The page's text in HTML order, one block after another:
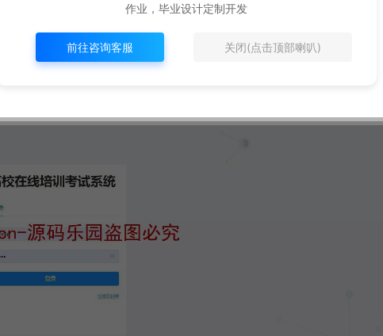
作业，毕业设计定制开发
前往咨询客服 关闭(点击顶部喇叭)